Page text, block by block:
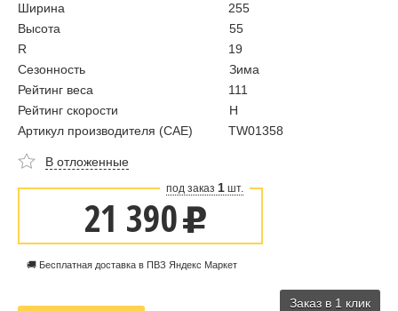
Ширина
255
Высота
55
R
19
Сезонность
Зима
Рейтинг веса
111
Рейтинг скорости
H
Артикул производителя (CAE)
TW01358
В отложенные
под заказ 1 шт.
21 390u
🚚 Бесплатная доставка в ПВЗ Яндекс Маркет
Заказ в 1 клик